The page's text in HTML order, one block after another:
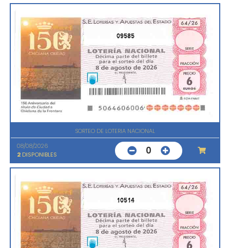
09585
SORTEO DE LOTERIA NACIONAL
08/08/2026
2 DISPONIBLES 0
10514